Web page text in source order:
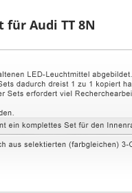
für Audi TT 8N